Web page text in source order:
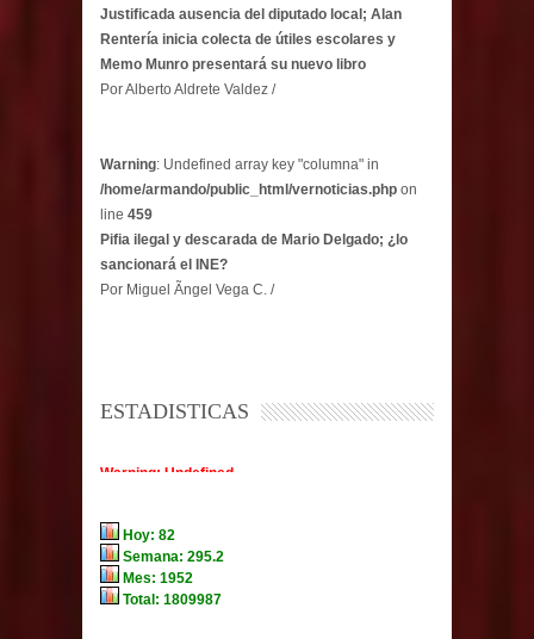
Justificada ausencia del diputado local; Alan
Rentería inicia colecta de útiles escolares y
Memo Munro presentará su nuevo libro
Por Alberto Aldrete Valdez /
Warning: Undefined array key "columna" in
/home/armando/public_html/vernoticias.php on
line 459
Pifia ilegal y descarada de Mario Delgado; ¿lo
sancionará el INE?
Por Miguel Ãngel Vega C. /
ESTADISTICAS